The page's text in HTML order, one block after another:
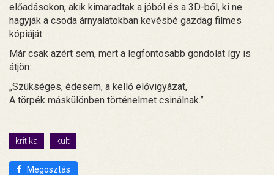
előadásokon, akik kimaradtak a jóból és a 3D-ből, ki ne
hagyják a csoda árnyalatokban kevésbé gazdag filmes
kópiáját.
Már csak azért sem, mert a legfontosabb gondolat így is
átjön:
„Szükséges, édesem, a kellő elővigyázat,
A törpék máskülönben történelmet csinálnak.”
kritika kult
Megosztás